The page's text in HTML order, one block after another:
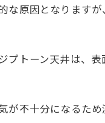
原因となりますが
プトーン天井は、
不十分になるため